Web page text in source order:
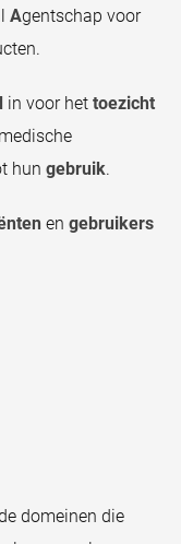
Agentschap voor
in voor het toezicht
hun gebruik.
en gebruikers
domeinen die